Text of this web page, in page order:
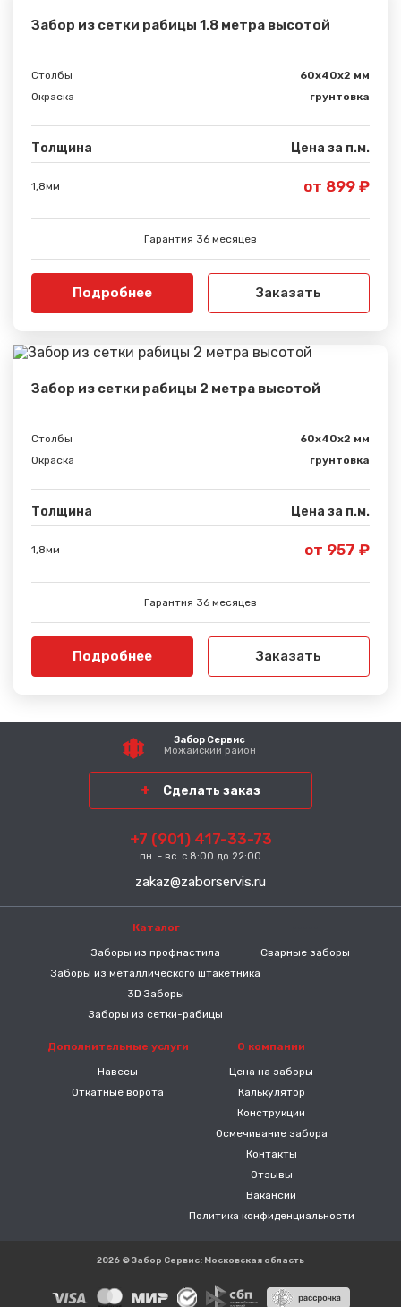
Забор из сетки рабицы 1.8 метра высотой
Столбы
60х40х2 мм
Окраска
грунтовка
Толщина Цена за п.м.
1,8мм от 899 ₽
Гарантия 36 месяцев
Подробнее Заказать
Забор из сетки рабицы 2 метра высотой
Столбы
60х40х2 мм
Окраска
грунтовка
Толщина Цена за п.м.
1,8мм от 957 ₽
Гарантия 36 месяцев
Подробнее Заказать
Забор Сервис
Можайский район
Сделать заказ
+7 (901) 417-33-73
пн. - вс. с 8:00 до 22:00
zakaz@zaborservis.ru
Каталог
Заборы из профнастила
Заборы из металлического штакетника
3D Заборы
Заборы из сетки-рабицы
Сварные заборы
Дополнительные услуги
Навесы
Откатные ворота
О компании
Цена на заборы
Калькулятор
Конструкции
Осмечивание забора
Контакты
Отзывы
Вакансии
Политика конфиденциальности
2026 © Забор Сервис: Московская область